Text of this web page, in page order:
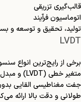
قالب‌گیری تزریقی
اتوماسیون فرآیند
تولید، تحقیق و توسعه و
LVDT
برخی از رایج‌ترین انواع
جفت مغناطیسی القایی
طولانی و دقت بالا ارائه